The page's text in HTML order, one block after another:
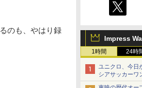
Impress
1時間 24時
ユニクロ、今日
シアサッカーワ
ショーツは
のも、やはり録